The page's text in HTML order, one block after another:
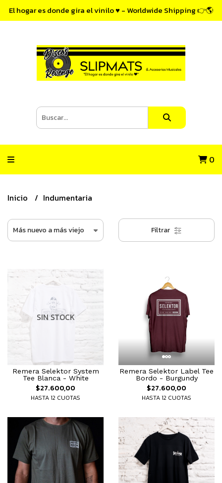
El hogar es donde gira el vinilo ♥ - Worldwide Shipping 👉🌎
0
Inicio Indumentaria
Filtrar
SIN STOCK
Remera Selektor System
Tee Blanca - White
$27.600,00
HASTA 12 CUOTAS
Remera Selektor Label Tee
Bordo - Burgundy
$27.600,00
HASTA 12 CUOTAS